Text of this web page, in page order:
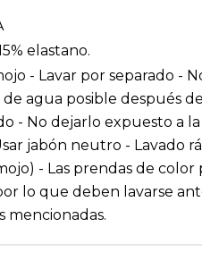
elastano.
- Lavar por separado -
agua posible después
- No dejarlo expuesto a
jabón neutro - Lavado
- Las prendas de
lo que deben lavarse
mencionadas.